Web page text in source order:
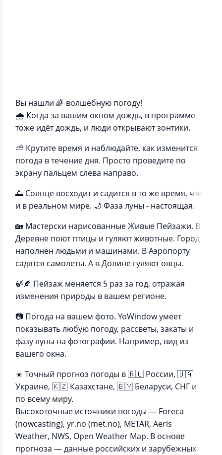
Вы нашли 🌈 волшебную погоду!
🌧️ Когда за вашим окном дождь, в программе
тоже идёт дождь, и люди открывают зонтики.
⛅ Крутите время и наблюдайте, как изменится
погода в течение дня. Просто проведите по
экрану пальцем слева направо.
🌅 Солнце восходит и садится в то же время, что
и в реальном мире. 🌙 Фаза луны - настоящая.
🏡 Мастерски нарисованные Живые Пейзажи. В
Деревне поют птицы и гуляют животные. Город
наполнен людьми и машинами. В Аэропорту
садятся самолеты. А в Долине гуляют овцы.
🍃🍂 Пейзаж меняется 5 раз за год, отражая
изменения природы в вашем регионе.
📷 Погода на вашем фото. YoWindow умеет
показывать любую погоду, рассветы, закаты и
фазу луны на фотографии. Например, вид из
вашего окна.
☀️ Точный прогноз погоды в 🇷🇺 России, 🇺🇦
Украине, 🇰🇿 Казахстане, 🇧🇾 Беларуси, СНГ и
по всему миру.
Высокоточные источники погоды — Foreca
(nowcasting), yr.no (met.no), METAR, Aeris
Weather, NWS, Open Weather Map. В основе
прогноза — данные российских и зарубежных